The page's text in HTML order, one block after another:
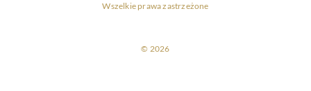
Wszelkie prawa zastrzeżone
© 2026